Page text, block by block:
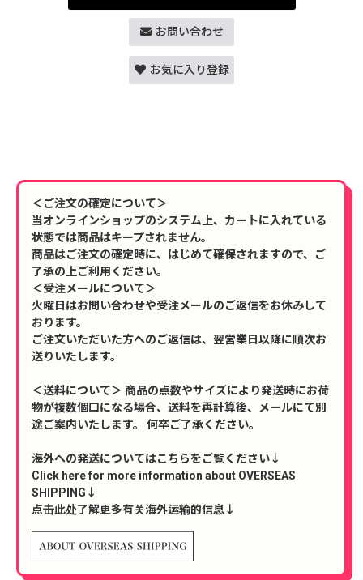
お問い合わせ
お気に入り登録
＜ご注文の確定について＞
当オンラインショップのシステム上、カートに入れている
状態では商品はキープされません。
商品はご注文の確定時に、はじめて確保されますので、ご
了承の上ご利用ください。
＜受注メールについて＞
火曜日はお問い合わせや受注メールのご返信をお休みして
おります。
ご注文いただいた方へのご返信は、翌営業日以降に順次お
送りいたします。
＜送料について＞ 商品の点数やサイズにより発送時にお荷
物が複数個口になる場合、送料を再計算後、メールにて別
途ご案内いたします。 何卒ご了承ください。
海外への発送についてはこちらをご覧ください↓
Click here for more information about OVERSEAS
SHIPPING↓
点击此处了解更多有关海外运输的信息↓